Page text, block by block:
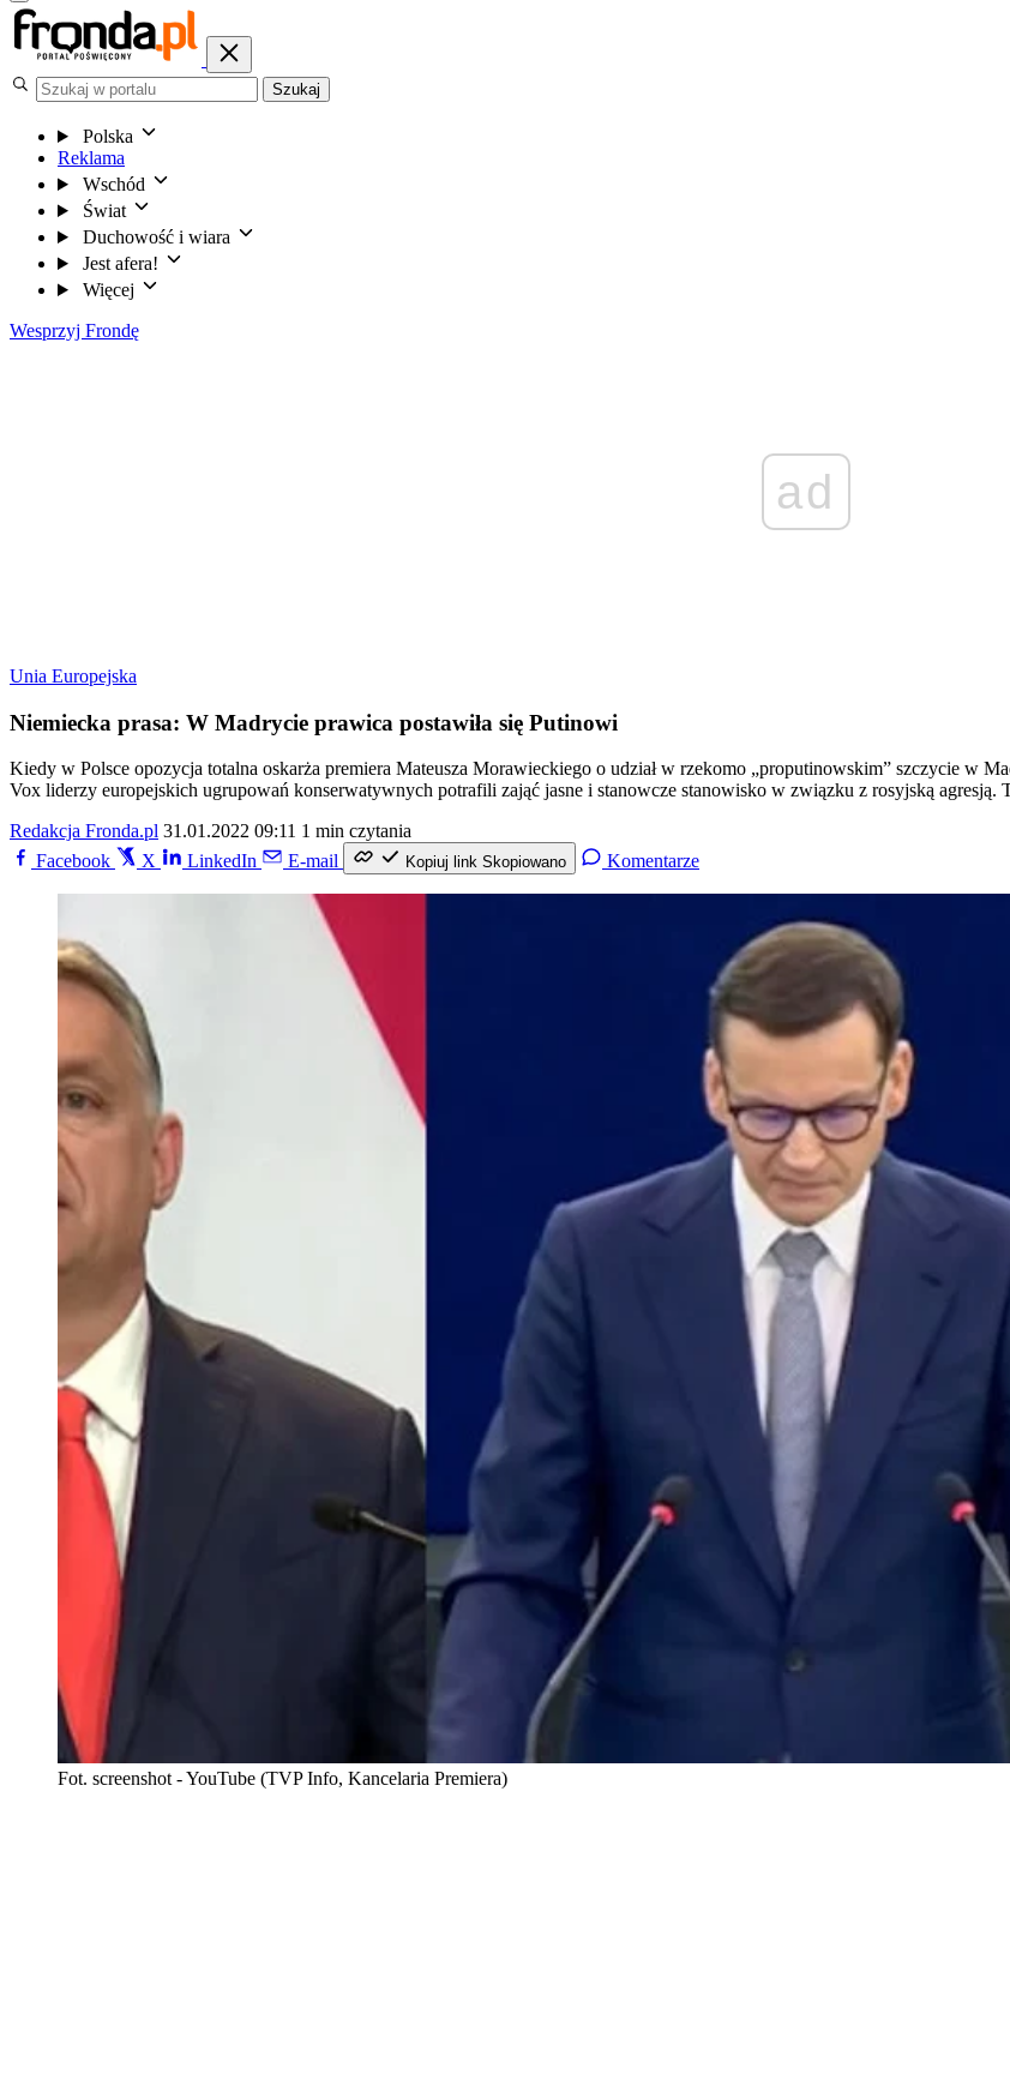
Szukaj
Polska
Reklama
Wschód
Świat
Duchowość i wiara
Jest afera!
Więcej
Wesprzyj Frondę
ad
Unia Europejska
Niemiecka prasa: W Madrycie prawica postawiła się Putinowi
Kiedy w Polsce opozycja totalna oskarża premiera Mateusza Morawieckiego o udział w rzekomo „proputinowskim” szczycie w
Vox liderzy europejskich ugrupowań konserwatywnych potrafili zająć jasne i stanowcze stanowisko w związku z rosyjską agresją.
Redakcja Fronda.pl 31.01.2022 09:11 1 min czytania
Facebook
X LinkedIn E-mail Kopiuj link Skopiowano Komentarze
Fot. screenshot - YouTube (TVP Info, Kancelaria Premiera)